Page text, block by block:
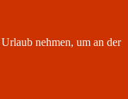
nehmen, um an der